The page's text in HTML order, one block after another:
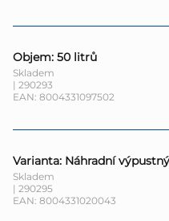
Objem: 50 litrů
Skladem
| 290293
EAN: 8004331097502
Varianta: Náhradní
Skladem
| 290295
EAN: 8004331020043